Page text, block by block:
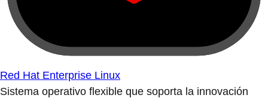
Red Hat Enterprise Linux
Sistema operativo flexible que soporta la innovación